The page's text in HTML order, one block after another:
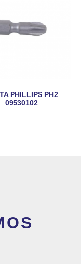
PHILLIPS PH2
09530102